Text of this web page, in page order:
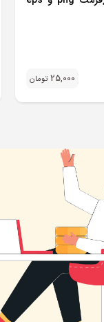
25,000 تومان